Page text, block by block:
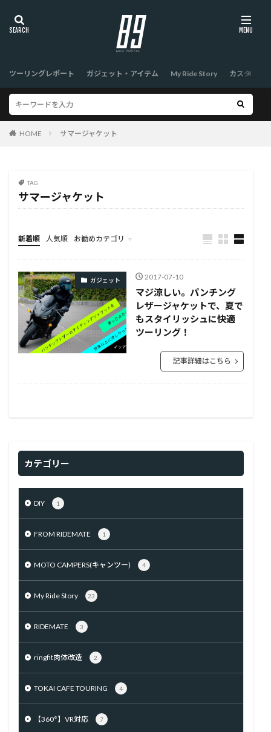
ツーリングレポート ガジェット・アイテム My Ride Story カスタム
HOME サマージャケット
TAG
サマージャケット
新着順 人気順 お勧めカテゴリ
TOP
ガジェット 2017-07-10
マジ涼しい。パンチング
レザージャケットで、夏で
もスタイリッシュに快適
ツーリング！
記事詳細はこちら
カテゴリー
DIY 1
FROM RIDEMATE 1
MOTO CAMPERS(キャンツー) 4
My Ride Story 23
RIDEMATE 3
ringfit肉体改造 2
TOKAI CAFE TOURING 4
【360°】VR対応 7